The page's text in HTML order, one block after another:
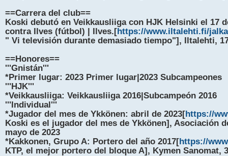
==Carrera del club==
Koski debutó en Veikkausliiga con HJK Helsinki el 17
contra Ilves (fútbol) | Ilves.[https://www.iltalehti.fi/
" Vi televisión durante demasiado tiempo"], Iltalehti,
==Honores==
'''Gnistán'''
*Primer lugar: 2023 Primer lugar|2023 Subcampeones
'''HJK'''
*Veikkausliiga: Veikkausliiga 2016|Subcampeón 2016
'''Individual'''
*Jugador del mes de Ykkönen: abril de 2023[https://
Koski es el jugador del mes de Ykkönen], Asociación
mayo de 2023
*Kakkonen, Grupo A: Portero del año 2017[https://
KTP, el mejor portero del bloque A], Kymen Sanomat,